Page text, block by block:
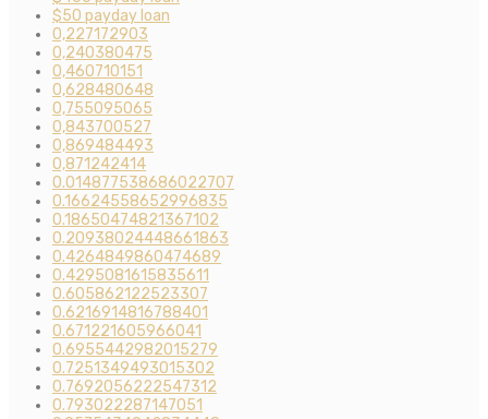
$50 payday loan
0,227172903
0,240380475
0,460710151
0,628480648
0,755095065
0,843700527
0,869484493
0,871242414
0.014877538686022707
0.16624558652996835
0.18650474821367102
0.20938024448661863
0.4264849860474689
0.4295081615835611
0.605862122523307
0.6216914816788401
0.671221605966041
0.6955442982015279
0.7251349493015302
0.7692056222547312
0.793022287147051